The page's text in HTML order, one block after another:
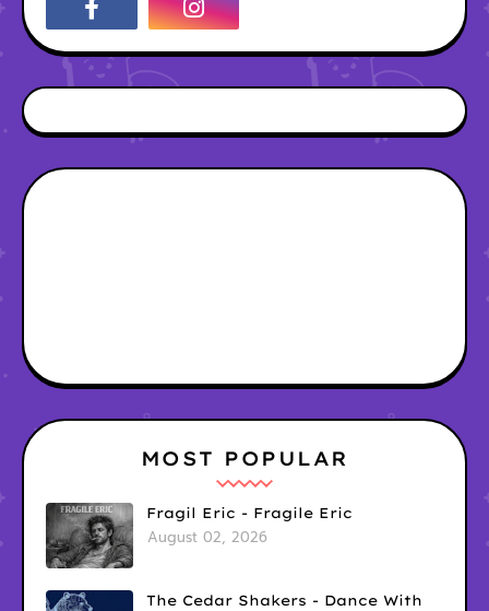
MOST POPULAR
Fragil Eric - Fragile Eric
August 02, 2026
The Cedar Shakers - Dance With